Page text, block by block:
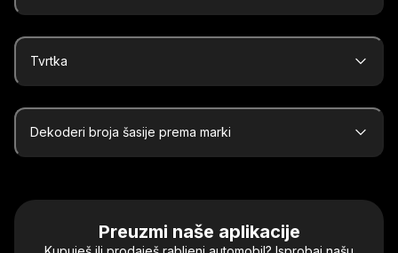
Tvrtka
Dekoderi broja šasije prema marki
Preuzmi naše aplikacije